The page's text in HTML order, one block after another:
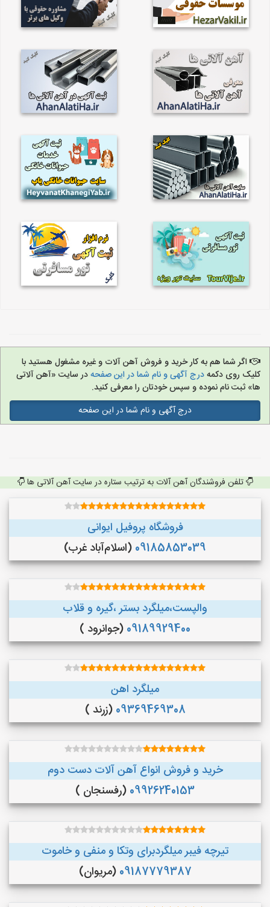
اگر شما هم به کار خرید و فروش آهن آلات و غیره مشغول هستید با
کلیک روی دکمهدرج آگهی و نام شما در این صفحهدر سایت «آهن آلاتی
ها» ثبت نام نموده و سپس خودتان را معرفی کنید.
درج آگهی و نام شما در این صفحه
تلفن فروشندگان آهن آلات به ترتیب ستاره در سایت آهن آلاتی ها
فروشگاه پروفیل ایوانی
09185853039 (اسلام‌آباد غرب)
والپست،میلگرد بستر ،گیره و قلاب
09189929400 (جوانرود )
میلگرد اهن
09369469308 (زرند )
خرید و فروش انواع آهن آلات دست دوم
09926240153 (رفسنجان )
تیرچه فیبر میلگردبرای وتکا و منفی و خاموت
09187779387 (مریوان)